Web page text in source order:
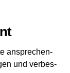
anspre­chen­
und ver­bes­